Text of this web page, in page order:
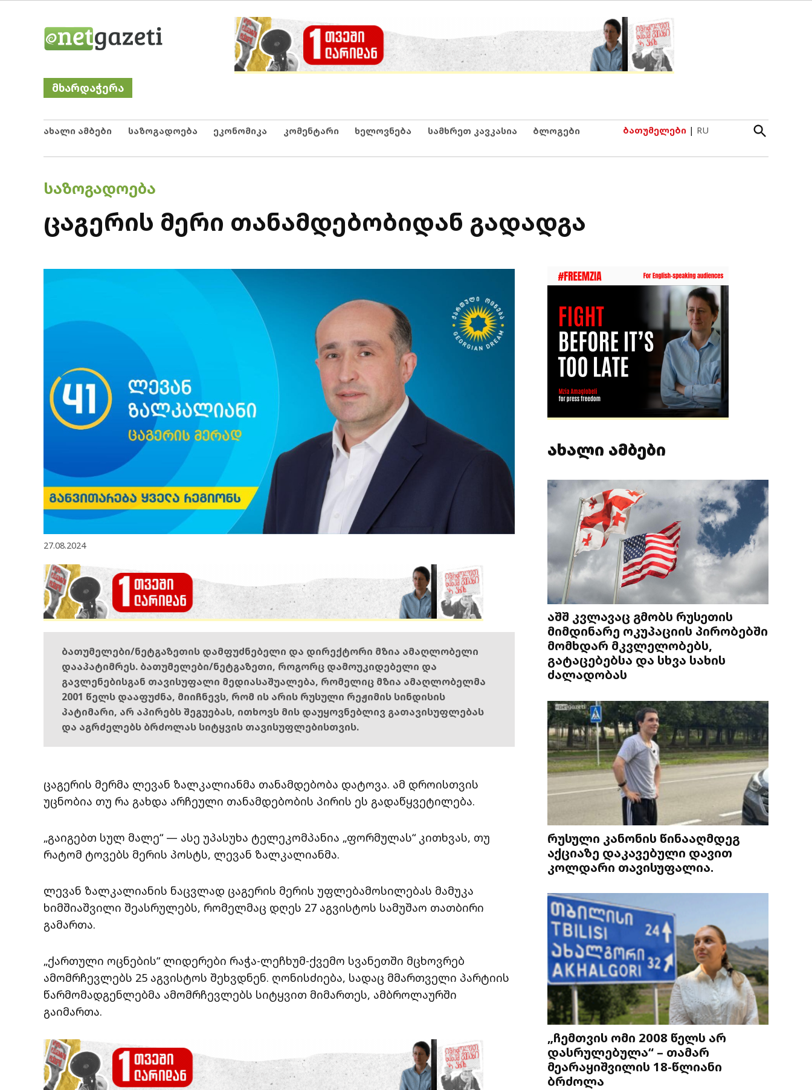
Netgazeti
მხარდაჭერა
ახალი ამბები საზოგადოება ეკონომიკა კომენტარი ხელოვნება სამხრეთ კავკასია ბლოგები ბათუმელები | RU
Open
Search
POSTED
ᲡᲐᲖᲝᲒᲐᲓᲝᲔᲑᲐ
ცაგერის მერი თანამდებობიდან გადადგა
27.08.2024
ბათუმელები/ნეტგაზეთის დამფუძნებელი და დირექტორი მზია ამაღლობელი
დააპატიმრეს. ბათუმელები/ნეტგაზეთი, როგორც დამოუკიდებელი და
გავლენებისგან თავისუფალი მედიასაშუალება, რომელიც მზია ამაღლობელმა
2001 წელს დააფუძნა, მიიჩნევს, რომ ის არის რუსული რეჟიმის სინდისის
პატიმარი, არ აპირებს შეგუებას, ითხოვს მის დაუყოვნებლივ გათავისუფლებას
და აგრძელებს ბრძოლას სიტყვის თავისუფლებისთვის.
ცაგერის მერმა ლევან ზალკალიანმა თანამდებობა დატოვა. ამ დროისთვის
უცნობია თუ რა გახდა არჩეული თანამდებობის პირის ეს გადაწყვეტილება.
„გაიგებთ სულ მალე“ — ასე უპასუხა ტელეკომპანია „ფორმულას“ კითხვას, თუ
რატომ ტოვებს მერის პოსტს, ლევან ზალკალიანმა.
ლევან ზალკალიანის ნაცვლად ცაგერის მერის უფლებამოსილებას მამუკა
ხიმშიაშვილი შეასრულებს, რომელმაც დღეს 27 აგვისტოს სამუშაო თათბირი
გამართა.
„ქართული ოცნების“ ლიდერები რაჭა-ლეჩხუმ-ქვემო სვანეთში მცხოვრებ
ამომრჩევლებს 25 აგვისტოს შეხვდნენ. ღონისძიება, სადაც მმართველი პარტიის
წარმომადგენლებმა ამომრჩევლებს სიტყვით მიმართეს, ამბროლაურში
გაიმართა.
ახალი ამბები
აშშ კვლავაც გმობს რუსეთის
მიმდინარე ოკუპაციის პირობებში
მომხდარ მკვლელობებს,
გატაცებებსა და სხვა სახის
ძალადობას
რუსული კანონის წინააღმდეგ
აქციაზე დაკავებული დავით
კოლდარი თავისუფალია.
„ჩემთვის ომი 2008 წელს არ
დასრულებულა“ – თამარ
მეარაყიშვილის 18-წლიანი
ბრძოლა